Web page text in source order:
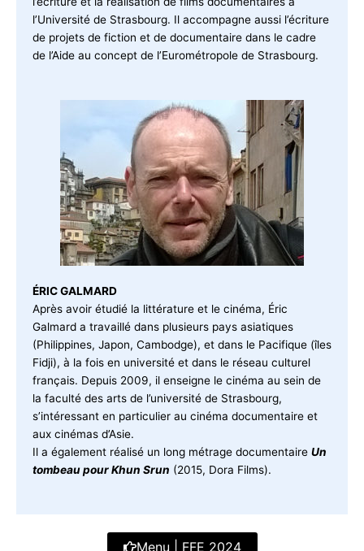
l’Université de Strasbourg. Il accompagne aussi l’écriture
de projets de fiction et de documentaire dans le cadre
de l’Aide au concept de l’Eurométropole de Strasbourg.
ÉRIC GALMARD
Après avoir étudié la littérature et le cinéma, Éric
Galmard a travaillé dans plusieurs pays asiatiques
(Philippines, Japon, Cambodge), et dans le Pacifique (îles
Fidji), à la fois en université et dans le réseau culturel
français. Depuis 2009, il enseigne le cinéma au sein de
la faculté des arts de l’université de Strasbourg,
s’intéressant en particulier au cinéma documentaire et
aux cinémas d’Asie.
Il a également réalisé un long métrage documentaire Un
tombeau pour Khun Srun (2015, Dora Films).
Menu | FFE 2024